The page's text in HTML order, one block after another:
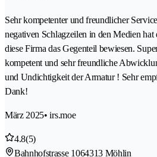
Sehr kompetenter und freundlicher
negativen Schlagzeilen in den Medien hat
diese Firma das Gegenteil bewiesen.
kompetent und sehr freundliche
und Undichtigkeit der Armatur ! Sehr
Dank!
März 2025• irs.moe
4.8(5)
Bahnhofstrasse 1064313 Möhlin